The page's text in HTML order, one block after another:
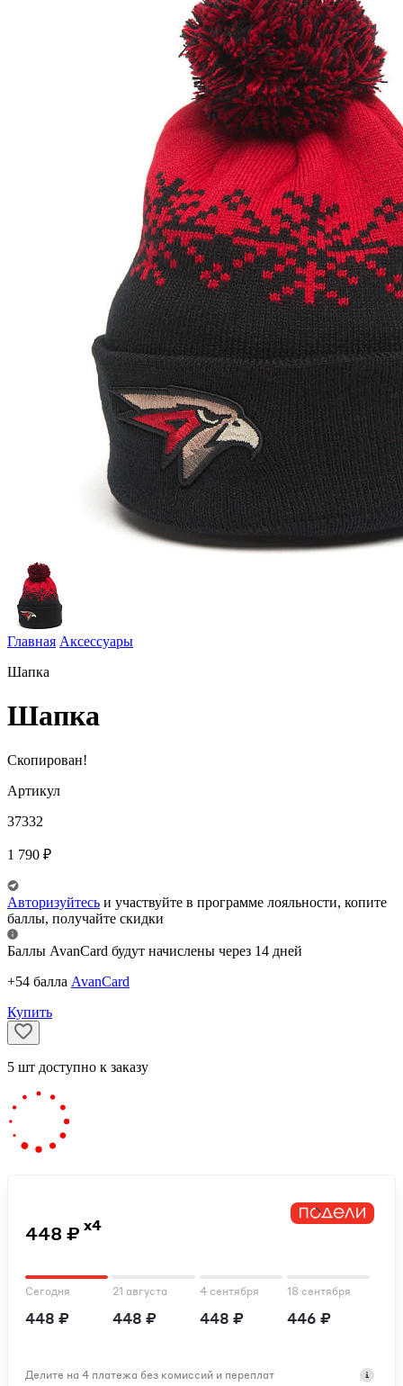
Главная Аксессуары
Шапка
Шапка
Скопирован!
Артикул
37332
1 790 ₽
Авторизуйтесь и участвуйте в программе лояльности, копите
баллы, получайте скидки
Баллы AvanCard будут начислены через 14 дней
+54 балла AvanCard
Купить
5 шт доступно к заказу
448 ₽ x4
Сегодня
448 ₽
21 августа
448 ₽
4 сентября
448 ₽
18 сентября
446 ₽
Делите на 4 платежа без комиссий и переплат